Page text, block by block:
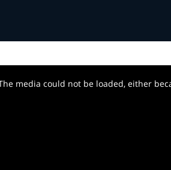
media could not be loaded, either